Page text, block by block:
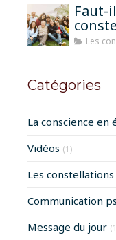
Faut-
Les
Catégories
La conscience en
Vidéos (1)
Les
Communication
Message du jour